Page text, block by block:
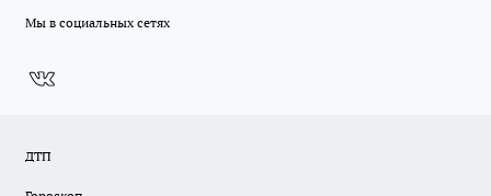
Мы в социальных сетях
ДТП